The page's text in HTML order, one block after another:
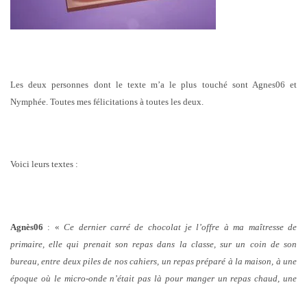
Les deux personnes dont le texte m’a le plus touché sont Agnes06 et
Nymphée. Toutes mes félicitations à toutes les deux.
Voici leurs textes :
Agnès06 : «Ce dernier carré de chocolat je l’offre à ma maîtresse de
primaire, elle qui prenait son repas dans la classe, sur un coin de son
bureau, entre deux piles de nos cahiers, un repas préparé à la maison, à une
époque où le micro-onde n’était pas là pour manger un repas chaud, une